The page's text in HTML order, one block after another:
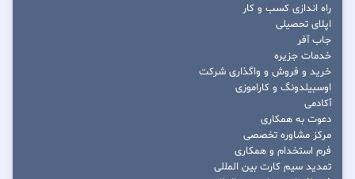
راه اندازی کسب و کار
اپلای تحصیلی
جاب آفر
خدمات جزیره
خرید و فروش و واگذاری شرکت
اوسبیلدونگ و کاراموزی
آکادمی
دعوت به همکاری
مرکز مشاوره تخصصی
فرم استخدام و همکاری
تمدید سیم کارت بین المللی